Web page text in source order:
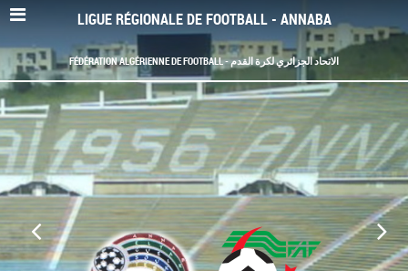
LIGUE RÉGIONALE DE FOOTBALL - ANNABA
FÉDÉRATION ALGÉRIENNE DE FOOTBALL - الاتحاد الجزائري لكرة القدم